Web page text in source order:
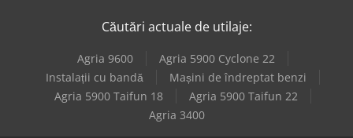
Căutări actuale de utilaje:
Agria 9600
Agria 5900 Cyclone 22
Instalații cu bandă
Mașini de îndreptat benzi
Agria 5900 Taifun 18
Agria 5900 Taifun 22
Agria 3400